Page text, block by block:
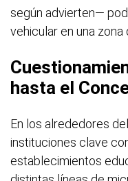
según advierten—
vehicular en una zona
hasta el
En los alrededores
instituciones clave
establecimientos